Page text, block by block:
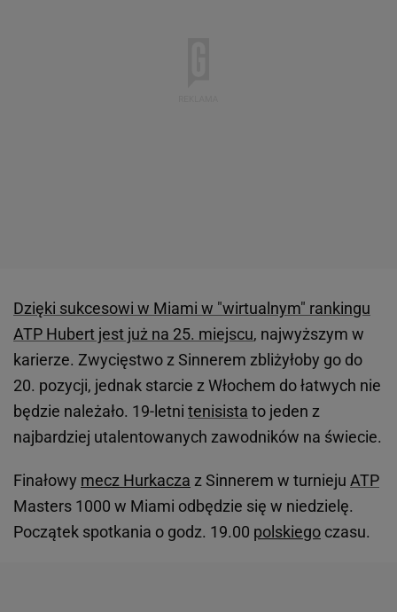
Dzięki sukcesowi w Miami w "wirtualnym" rankingu
ATP Hubert jest już na 25. miejscu, najwyższym w
karierze. Zwycięstwo z Sinnerem zbliżyłoby go do
20. pozycji, jednak starcie z Włochem do łatwych nie
będzie należało. 19-letni tenisista to jeden z
najbardziej utalentowanych zawodników na świecie.
Finałowy mecz Hurkacza z Sinnerem w turnieju ATP
Masters 1000 w Miami odbędzie się w niedzielę.
Początek spotkania o godz. 19.00 polskiego czasu.